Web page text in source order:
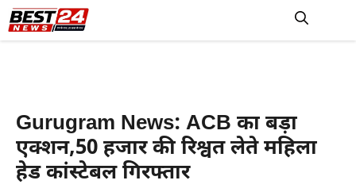
Skip
to
Gurugram News: ACB का बड़ा
एक्शन,50 हजार की रिश्वत लेते महिला
हेड कांस्टेबल गिरफ्तार